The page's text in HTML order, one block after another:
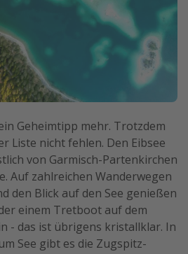
Geheimtipp mehr. Trotzdem
Liste nicht fehlen. Den Eibsee
von Garmisch-Partenkirchen
Auf zahlreichen Wanderwegen
den Blick auf den See genießen
einem Tretboot auf dem
- das ist übrigens kristallklar. In
See gibt es die Zugspitz-